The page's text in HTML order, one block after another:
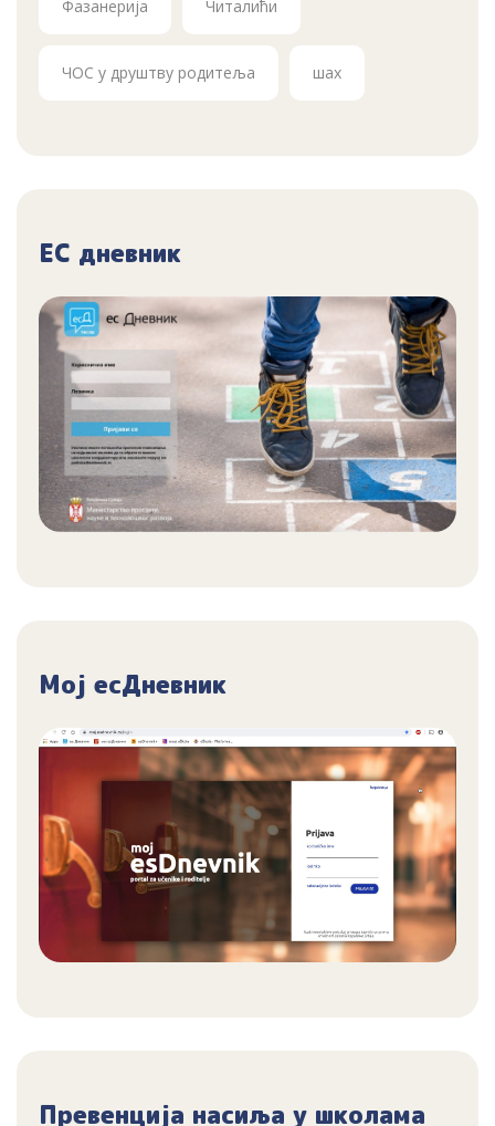
Фазанерија Читалићи
ЧОС у друштву родитеља шах
ЕС дневник
Мој есДневник
Превенција насиља у школама